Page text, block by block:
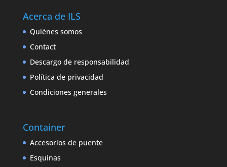
Acerca de ILS
Quiénes somos
Contact
Descargo de responsabilidad
Política de privacidad
Condiciones generales
Container
Accesorios de puente
Esquinas